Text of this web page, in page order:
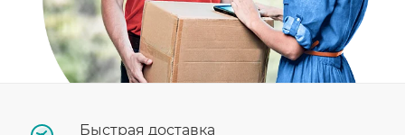
Быстрая доставка